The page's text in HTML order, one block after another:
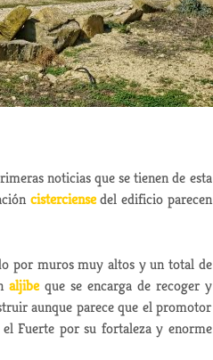
noticias que se tienen de esta
cisterciensedel edificio parecen
por muros muy altos y un total de
aljibeque se encarga de recoger y
aunque parece que el promotor
Fuerte por su fortaleza y enorme